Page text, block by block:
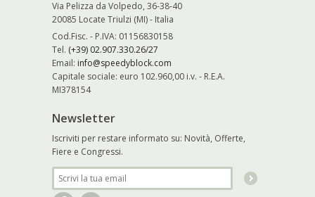
Via Pelizza da Volpedo, 36-38-40
20085 Locate Triulzi (MI) - Italia
Cod.Fisc. - P.IVA: 01156830158
Tel. (+39) 02.907.330.26/27
Email: info@speedyblock.com
Capitale sociale: euro 102.960,00 i.v. - R.E.A.
MI378154
Newsletter
Iscriviti per restare informato su: Novità, Offerte,
Fiere e Congressi.